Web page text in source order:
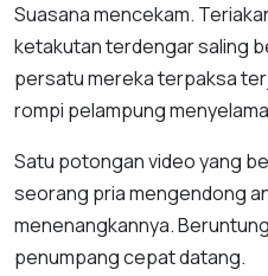
Suasana mencekam.
ketakutan terdengar saling
persatu mereka terpaksa
rompi pelampung
Satu potongan video yang
seorang pria mengendong
menenangkannya.
penumpang cepat datang.